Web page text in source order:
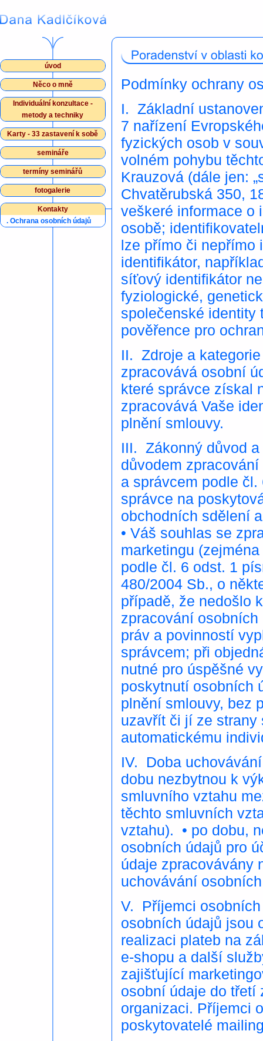
Podmínky ochrany
I. Základní
7 nařízení
fyzických osob v
volném pohybu
Krauzová (dále jen:
Chvatěrubská 350,
veškeré informace o
osobě;
lze přímo či nepřímo
identifikátor,
síťový identifikátor
fyziologické,
společenské identity
pověřence pro
II. Zdroje a
zpracovává osobní
které správce získal
zpracovává Vaše
plnění smlouvy.
III. Zákonný důvod
důvodem
a správcem podle
správce na
obchodních sdělení
• Váš souhlas se
marketingu
podle čl. 6 odst. 1
480/2004 Sb., o
případě, že nedošlo
zpracování
práv a povinností
správcem; při
nutné pro úspěšné
poskytnutí osobních
plnění smlouvy, bez
uzavřít či jí ze
automatickému
IV. Doba
dobu nezbytnou k
smluvního vztahu
těchto smluvních
vztahu). • po dobu,
osobních údajů pro
údaje zpracovávány
uchovávání
V. Příjemci
osobních údajů jsou
realizaci plateb na
e-shopu a další
zajišťující
osobní údaje do třetí
organizaci. Příjemci
poskytovatelé
úvod
Něco o mně
Individuální konzultace -
metody a techniky
Karty - 33 zastavení k sobě
semináře
termíny seminářů
fotogalerie
Kontakty
. Ochrana osobních údajů